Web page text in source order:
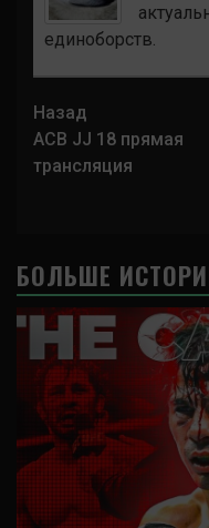
единоборств.
Навигация
записи
Назад
ACB JJ 18 прямая
трансляция
БОЛЬШЕ